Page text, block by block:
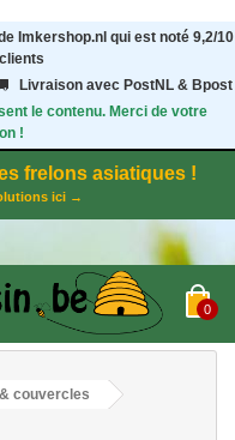
Imkershop.nl qui est noté 9,2/10
Livraison avec PostNL & Bpost
le contenu. Merci de votre
!
frelons asiatiques !
ici →
0
couvercles